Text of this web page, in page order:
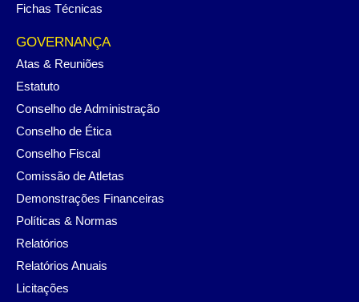
Fichas Técnicas
GOVERNANÇA
Atas & Reuniões
Estatuto
Conselho de Administração
Conselho de Ética
Conselho Fiscal
Comissão de Atletas
Demonstrações Financeiras
Políticas & Normas
Relatórios
Relatórios Anuais
Licitações